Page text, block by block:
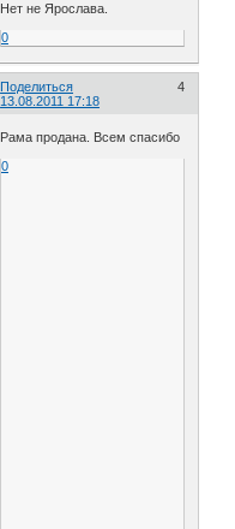
Нет не Ярослава.
0
Поделиться
4
13.08.2011 17:18
Рама продана. Всем спасибо
0